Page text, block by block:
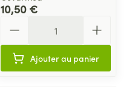
10,50 €
Ajouter au panier